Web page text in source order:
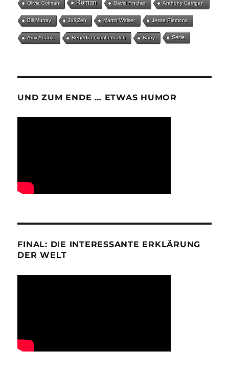
Olivia Colman Roman David Fincher Anthony Carrigan
Bill Murray Juli Zeh Martin Walser Jesse Plemons
Amy Adams Benedict Cumberbatch Barry Serie
UND ZUM ENDE … ETWAS HUMOR
FINAL: DIE INTERESSANTE ERKLÄRUNG
DER WELT